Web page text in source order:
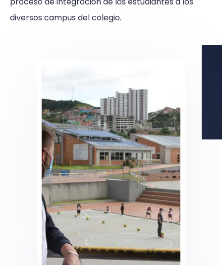
diversos campus del colegio.